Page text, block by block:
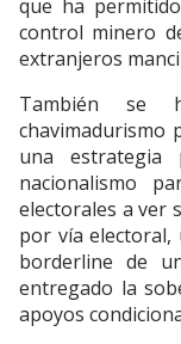
que ha
control minero
extranjeros
También se
chavimadurismo
una estrategia
nacionalismo
electorales a ver
por vía electoral,
borderline de
entregado la
apoyos